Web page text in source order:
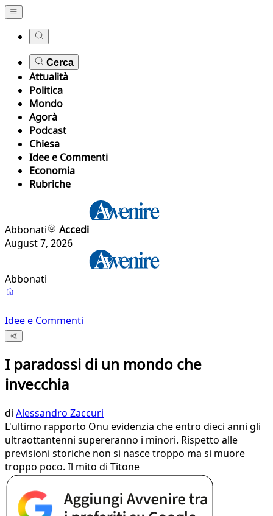
Cerca
Attualità
Politica
Mondo
Agorà
Podcast
Chiesa
Idee e Commenti
Economia
Rubriche
Abbonati
Accedi
August 7, 2026
Abbonati
Idee e Commenti
I paradossi di un mondo che
invecchia
di Alessandro Zaccuri
L'ultimo rapporto Onu evidenzia che entro dieci anni gli
ultraottantenni supereranno i minori. Rispetto alle
previsioni storiche non si nasce troppo ma si muore
troppo poco. Il mito di Titone